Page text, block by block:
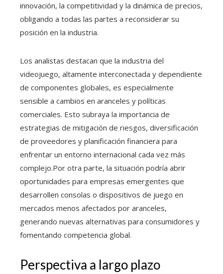
innovación, la competitividad y la dinámica de precios,
obligando a todas las partes a reconsiderar su
posición en la industria.
Los analistas destacan que la industria del
videojuego, altamente interconectada y dependiente
de componentes globales, es especialmente
sensible a cambios en aranceles y políticas
comerciales. Esto subraya la importancia de
estrategias de mitigación de riesgos, diversificación
de proveedores y planificación financiera para
enfrentar un entorno internacional cada vez más
complejo.Por otra parte, la situación podría abrir
oportunidades para empresas emergentes que
desarrollen consolas o dispositivos de juego en
mercados menos afectados por aranceles,
generando nuevas alternativas para consumidores y
fomentando competencia global.
Perspectiva a largo plazo